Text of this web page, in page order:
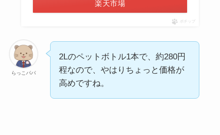
楽天市場
ポチップ
らっこパパ
2Lのペットボトル1本で、約280円
程なので、やはりちょっと価格が
高めですね。